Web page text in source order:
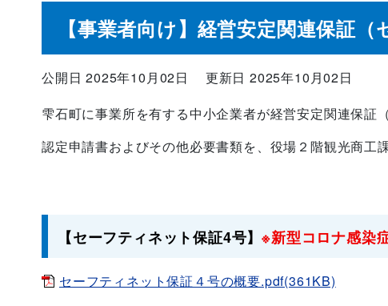
【事業者向け】経営安定関連保証
公開日 2025年10月02日
更新日 2025年10月02日
雫石町に事業所を有する中小企業者が経営安定関連保証
認定申請書およびその他必要書類を、役場２階観光商工
【セーフティネット保証4号】※新型コロナ感染
セーフティネット保証４号の概要.pdf(361KB)